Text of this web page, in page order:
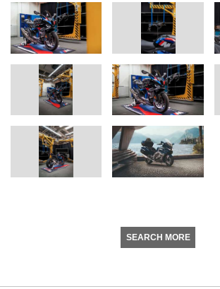
SEARCH MORE